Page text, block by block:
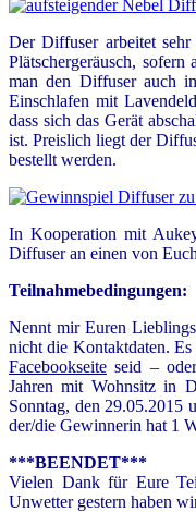
Der Diffuser arbeitet
Plätschergeräusch,
man den Diffuser auch
Einschlafen mit
dass sich das Gerät
ist. Preislich liegt der
bestellt werden.
In Kooperation mit
Diffuser an einen von
Teilnahmebedingungen:
Nennt mir Euren
nicht die Kontaktdaten.
Facebookseite seid –
Jahren mit Wohnsitz in
Sonntag, den 29.05.2015
der/die Gewinnerin hat 1
***BEENDET***
Vielen Dank für Eure
Unwetter gestern haben